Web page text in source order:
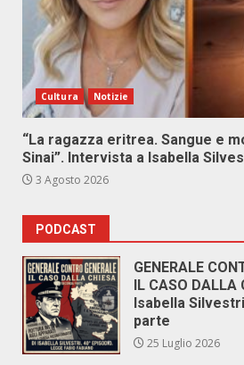
Cultura Notizie
“La ragazza eritrea. Sangue e
Sinai”. Intervista a Isabella
3 Agosto 2026
PODCAST
GENERALE
IL CASO DALLA
Isabella
parte
25 Luglio 2026